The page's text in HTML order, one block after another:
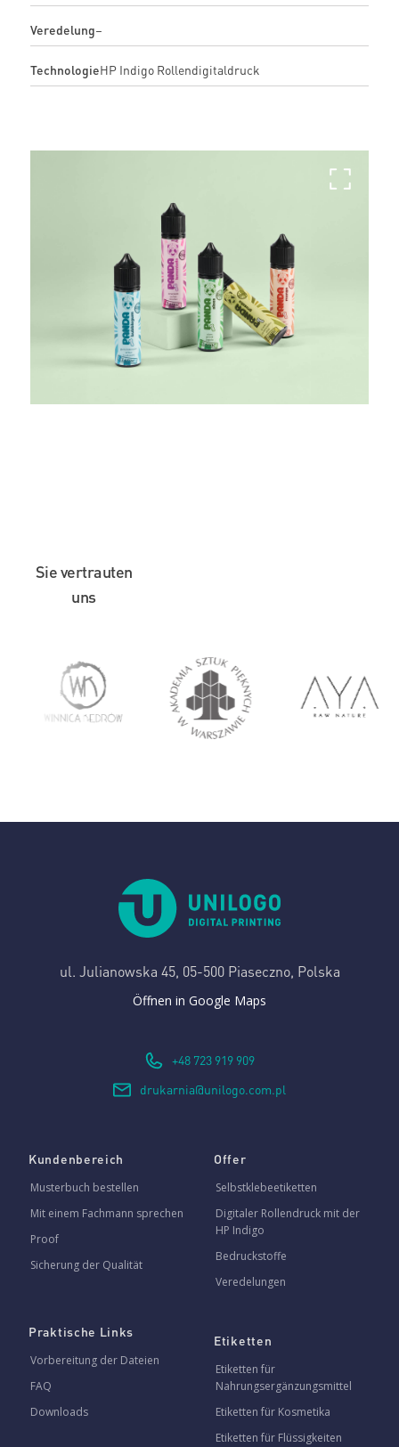
Veredelung–
TechnologieHP Indigo Rollendigitaldruck
Sie vertrauten
uns
ul. Julianowska 45, 05-500 Piaseczno, Polska
Öffnen in Google Maps
+48 723 919 909
drukarnia@unilogo.com.pl
Kundenbereich
Musterbuch bestellen
Mit einem Fachmann sprechen
Proof
Sicherung der Qualität
Praktische Links
Vorbereitung der Dateien
FAQ
Downloads
Offer
Selbstklebeetiketten
Digitaler Rollendruck mit der
HP Indigo
Bedruckstoffe
Veredelungen
Etiketten
Etiketten für
Nahrungsergänzungsmittel
Etiketten für Kosmetika
Etiketten für Flüssigkeiten